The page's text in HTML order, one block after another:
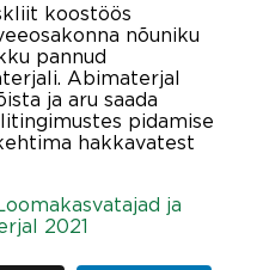
koostöös
nõuniku
pannud
Abimaterjal
ja aru saada
pidamise
hakkavatest
ja
2021